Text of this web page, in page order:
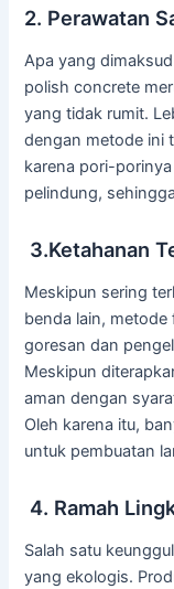
2. Perawatan
Apa yang
polish concrete
yang tidak rumit.
dengan metode ini
karena pori-
pelindung,
3.Ketahanan
Meskipun sering
benda lain,
goresan dan
Meskipun
aman dengan
Oleh karena itu,
untuk pembuatan
4. Ramah
Salah satu
yang ekologis.